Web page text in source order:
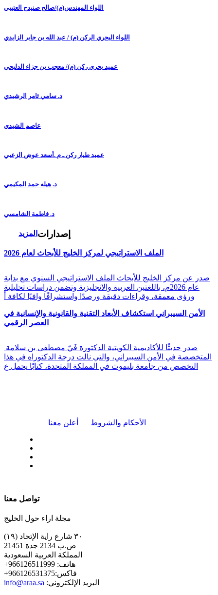
اللواء المهندس(م)/صالح صنيدح العتيبي
اللواء البحري الركن (م) / عبد الله بن جابر الزايدي
عميد بحري ركن (م)/ معجب بن جزاء الدلبحي
د. سامي ثامر الرشيدي
عاصم الشيدي
عميد طيار ركن ـ م .أسعد عوض الزعبي
د. هيله حمد المكيمي
د. فاطمة الشامسي
المزيد إصدارات
الملف الاستراتيجي لمركز الخليج للأبحاث لعام 2026
صدر عن مركز الخليج للأبحاث الملف الاستراتيجي السنوي مع بداية
عام 2026م، باللغتين العربية والانجليزية وتضمن دراسات تحليلية
ورؤى معمقة، وقراءات دقيقة ورصدًا واستشرافًا وافيًا لكافة أ
الأمن السيبراني استكشاف الأبعاد التقنية والقانونية والإنسانية في
العصر الرقمي
المتخصصة في الأمن السيبراني، والتي نالت درجة الدكتوراه في هذا
التخصص من جامعة بليموث في المملكة المتحدة، كتابًا يحمل ع
أعلن معنا الأحكام والشروط
تواصل معنا
مجلة اراء حول الخليج
٣٠ شارع راية الإتحاد (١٩)
ص.ب 2134 جدة 21451
المملكة العربية السعودية
+هاتف: 966126511999
+فاكس:966126531375
info@araa.sa :البريد الإلكتروني